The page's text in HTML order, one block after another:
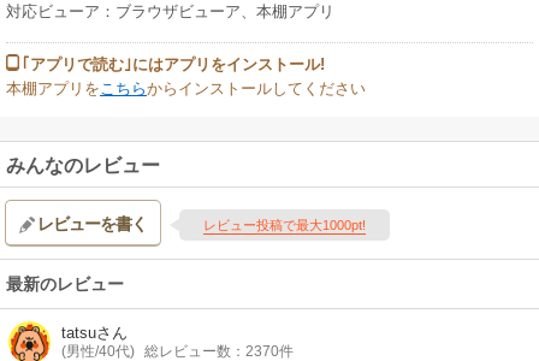
対応ビューア：ブラウザビューア、本棚アプリ
｢アプリで読む｣にはアプリをインストール!
本棚アプリを こちらからインストールしてください
みんなのレビュー
レビューを書く レビュー投稿で最大1000pt!
最新のレビュー
tatsuさん
(男性/40代) 総レビュー数：2370件